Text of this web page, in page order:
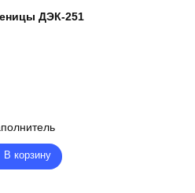
ДЭК-251
В корзину